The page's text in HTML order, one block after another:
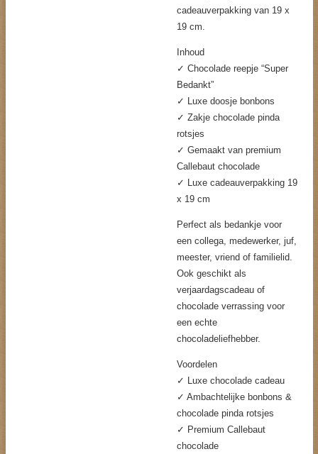
cadeauverpakking van 19 x
19 cm.
Inhoud
✓ Chocolade reepje “Super
Bedankt”
✓ Luxe doosje bonbons
✓ Zakje chocolade pinda
rotsjes
✓ Gemaakt van premium
Callebaut chocolade
✓ Luxe cadeauverpakking 19
x 19 cm
Perfect als bedankje voor
een collega, medewerker, juf,
meester, vriend of familielid.
Ook geschikt als
verjaardagscadeau of
chocolade verrassing voor
een echte
chocoladeliefhebber.
Voordelen
✓ Luxe chocolade cadeau
✓ Ambachtelijke bonbons &
chocolade pinda rotsjes
✓ Premium Callebaut
chocolade